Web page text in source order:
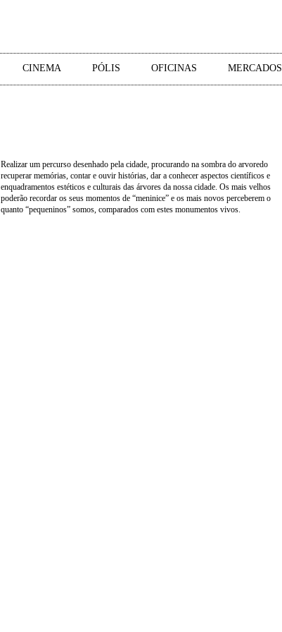
CINEMA PÓLIS OFICINAS MERCADOS
Realizar um percurso desenhado pela cidade, procurando na sombra do arvoredo
recuperar memórias, contar e ouvir histórias, dar a conhecer aspectos científicos e
enquadramentos estéticos e culturais das árvores da nossa cidade. Os mais velhos
poderão recordar os seus momentos de “meninice” e os mais novos perceberem o
quanto “pequeninos” somos, comparados com estes monumentos vivos.